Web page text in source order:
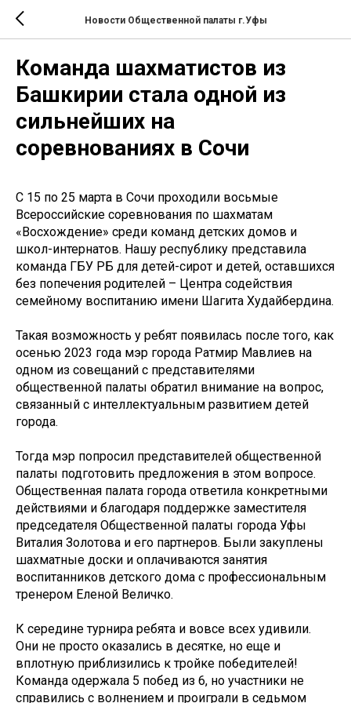
Новости Общественной палаты г.Уфы
Команда шахматистов из
Башкирии стала одной из
сильнейших на
соревнованиях в Сочи
С 15 по 25 марта в Сочи проходили восьмые
Всероссийские соревнования по шахматам
«Восхождение» среди команд детских домов и
школ-интернатов. Нашу республику представила
команда ГБУ РБ для детей-сирот и детей, оставшихся
без попечения родителей – Центра содействия
семейному воспитанию имени Шагита Худайбердина.
Такая возможность у ребят появилась после того, как
осенью 2023 года мэр города Ратмир Мавлиев на
одном из совещаний с представителями
общественной палаты обратил внимание на вопрос,
связанный с интеллектуальным развитием детей
города.
Тогда мэр попросил представителей общественной
палаты подготовить предложения в этом вопросе.
Общественная палата города ответила конкретными
действиями и благодаря поддержке заместителя
председателя Общественной палаты города Уфы
Виталия Золотова и его партнеров. Были закуплены
шахматные доски и оплачиваются занятия
воспитанников детского дома с профессиональным
тренером Еленой Величко.
К середине турнира ребята и вовсе всех удивили.
Они не просто оказались в десятке, но еще и
вплотную приблизились к тройке победителей!
Команда одержала 5 побед из 6, но участники не
справились с волнением и проиграли в седьмом